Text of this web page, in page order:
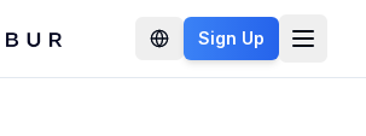
Sign Up Open